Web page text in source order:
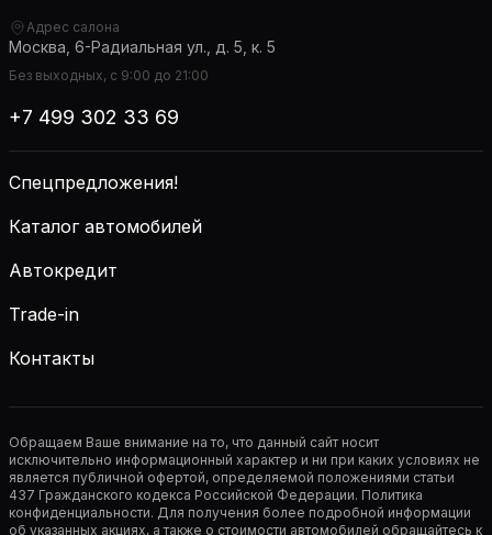
Адрес салона
Москва, 6-Радиальная ул., д. 5, к. 5
Без выходных, с 9:00 до 21:00
+7 499 302 33 69
Спецпредложения!
Каталог автомобилей
Автокредит
Trade-in
Контакты
Обращаем Ваше внимание на то, что данный сайт носит
исключительно информационный характер и ни при каких условиях не
является публичной офертой, определяемой положениями статьи
437 Гражданского кодекса Российской Федерации. Политика
конфиденциальности. Для получения более подробной информации
об указанных акциях, а также о стоимости автомобилей обращайтесь к